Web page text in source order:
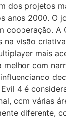
dos projetos
anos 2000.
cooperação.
visão
mais
com
4 é
com várias
diferente,